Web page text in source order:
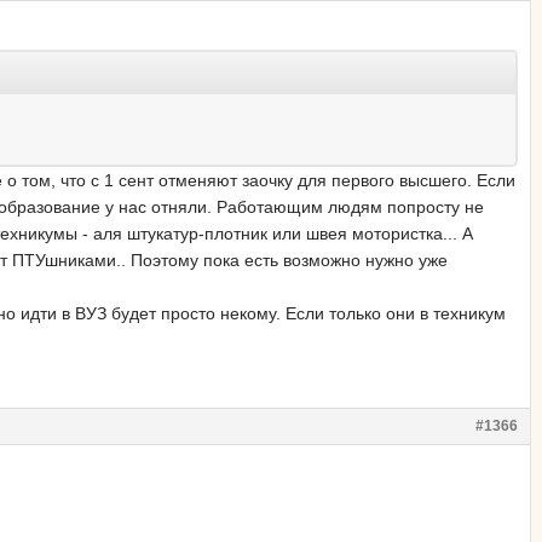
том, что с 1 сент отменяют заочку для первого высшего. Если
у нас отняли. Работающим людям попросту не
- аля штукатур-плотник или швея мотористка... А
ПТУшниками.. Поэтому пока есть возможно нужно уже
идти в ВУЗ будет просто некому. Если только они в техникум
#1366